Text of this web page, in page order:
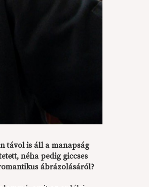
távol is áll a manapság
néha pedig giccses
ábrázolásáról?